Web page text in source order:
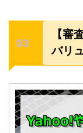
【審
バリ